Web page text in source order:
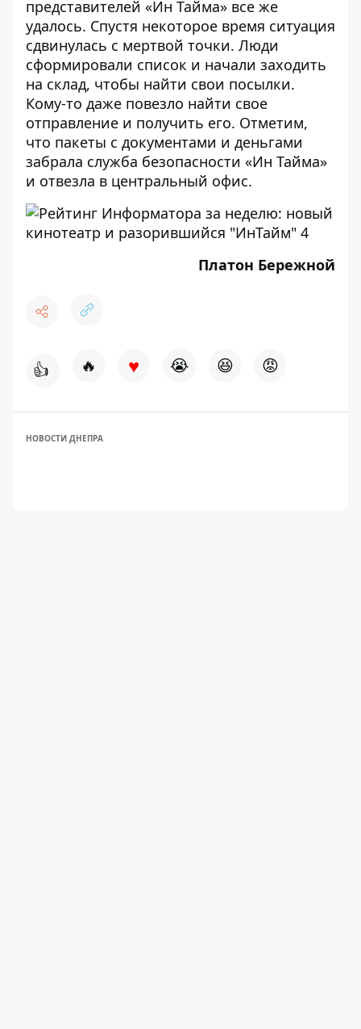
представителей «Ин Тайма» все же
удалось. Спустя некоторое время ситуация
сдвинулась с мертвой точки. Люди
сформировали список и начали заходить
на склад, чтобы найти свои посылки.
Кому-то даже повезло найти свое
отправление и получить его. Отметим,
что пакеты с документами и деньгами
забрала служба безопасности «Ин Тайма»
и отвезла в центральный офис.
Платон Бережной
👍 🔥 ♥ 😭 😆 😡
НОВОСТИ ДНЕПРА